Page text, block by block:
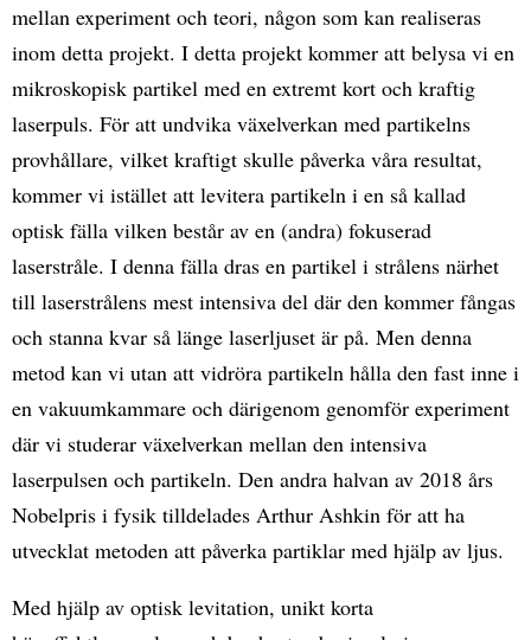
mellan experiment och teori, någon som kan realiseras
inom detta projekt. I detta projekt kommer att belysa vi en
mikroskopisk partikel med en extremt kort och kraftig
laserpuls. För att undvika växelverkan med partikelns
provhållare, vilket kraftigt skulle påverka våra resultat,
kommer vi istället att levitera partikeln i en så kallad
optisk fälla vilken består av en (andra) fokuserad
laserstråle. I denna fälla dras en partikel i strålens närhet
till laserstrålens mest intensiva del där den kommer fångas
och stanna kvar så länge laserljuset är på. Men denna
metod kan vi utan att vidröra partikeln hålla den fast inne i
en vakuumkammare och därigenom genomför experiment
där vi studerar växelverkan mellan den intensiva
laserpulsen och partikeln. Den andra halvan av 2018 års
Nobelpris i fysik tilldelades Arthur Ashkin för att ha
utvecklat metoden att påverka partiklar med hjälp av ljus.
Med hjälp av optisk levitation, unikt korta